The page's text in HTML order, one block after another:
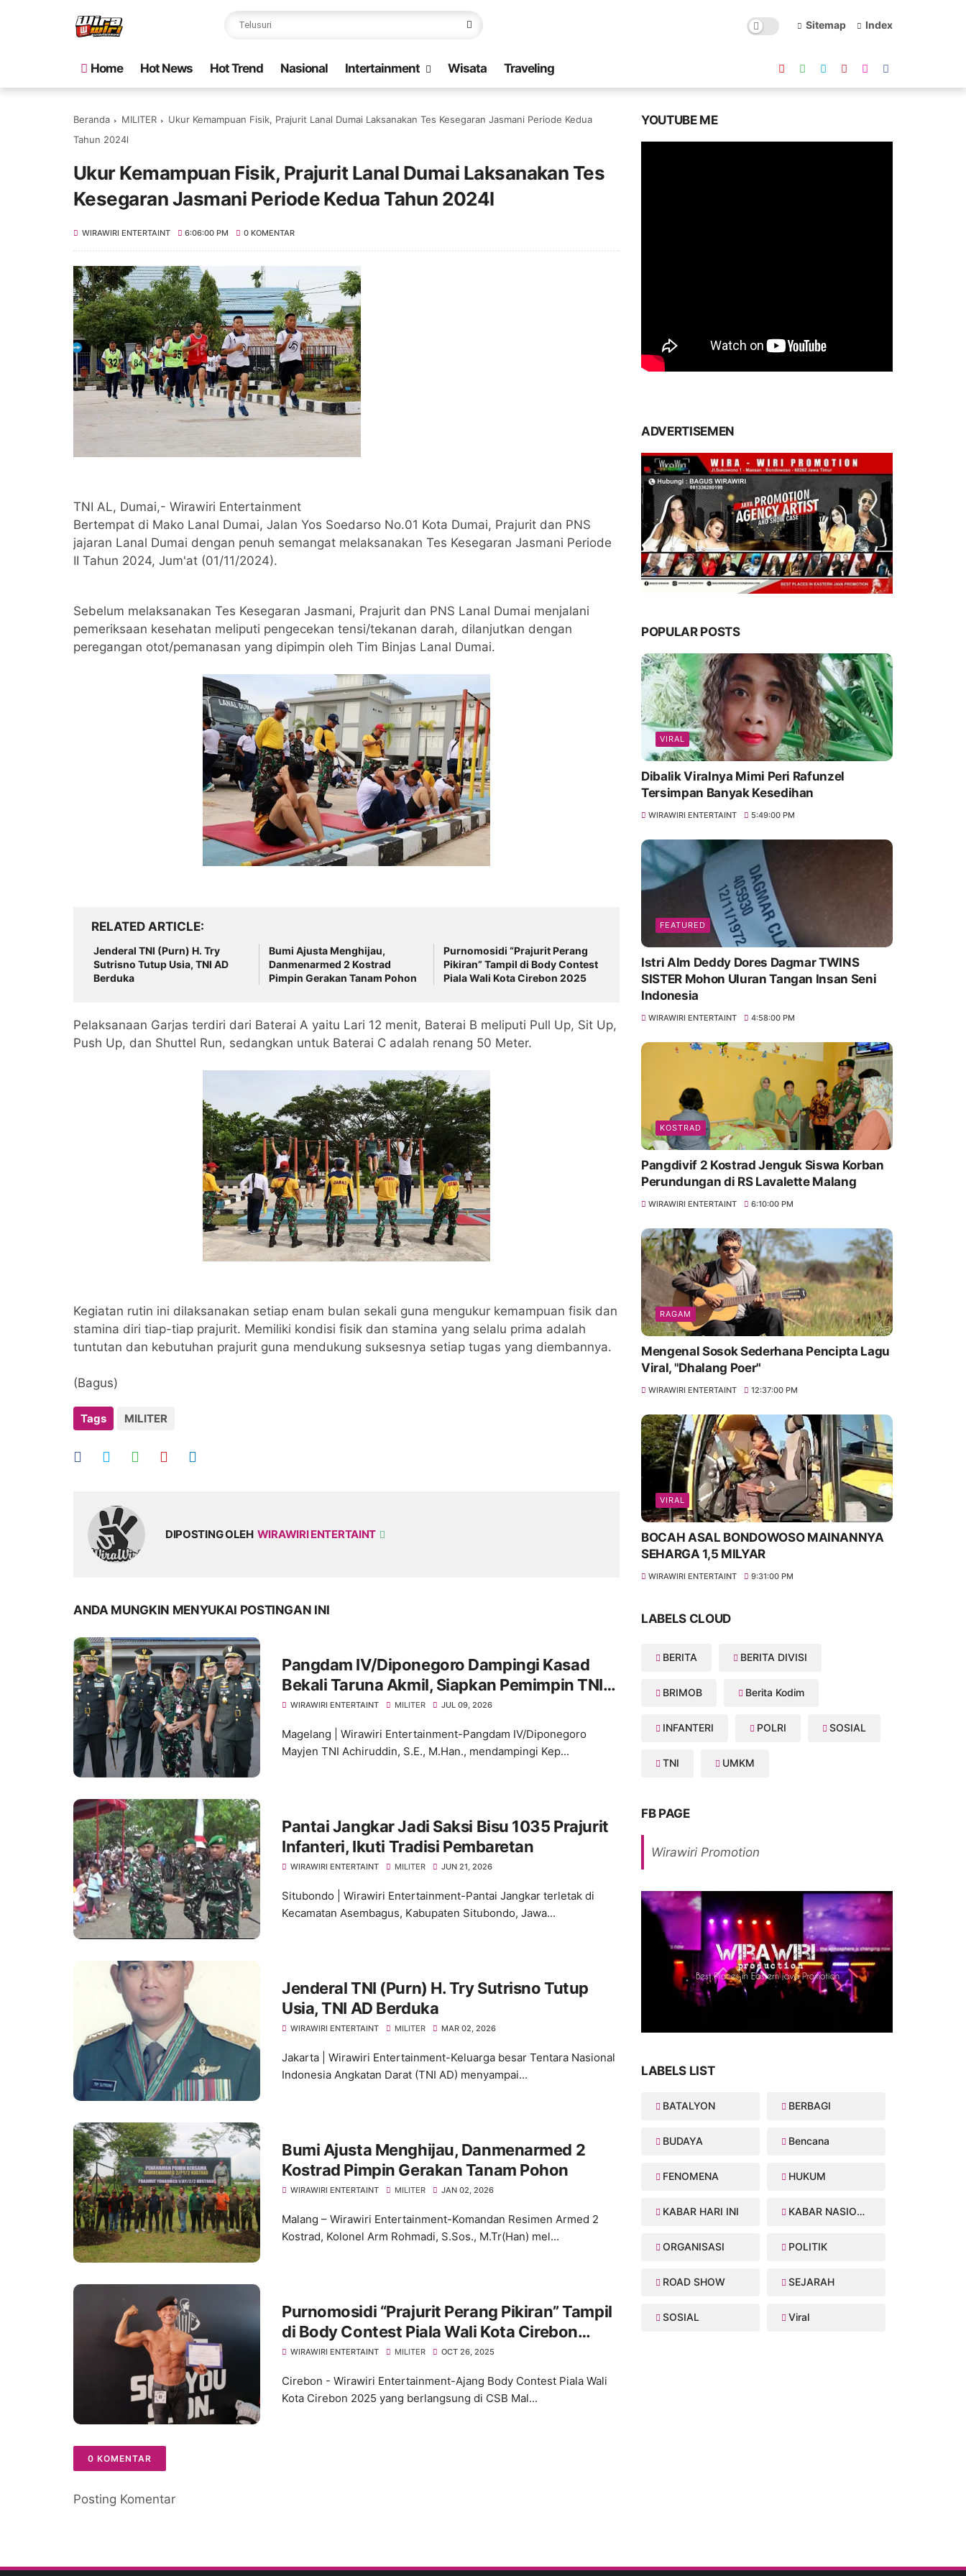
Sitemap Index
Home Hot News Hot Trend Nasional Intertainment Wisata Traveling
Beranda MILITER
Ukur Kemampuan Fisik, Prajurit Lanal Dumai Laksanakan Tes Kesegaran Jasmani Periode Kedua
Tahun 2024l
Ukur Kemampuan Fisik, Prajurit Lanal Dumai Laksanakan Tes
Kesegaran Jasmani Periode Kedua Tahun 2024l
WIRAWIRI ENTERTAINT 6:06:00 PM 0 KOMENTAR
TNI AL, Dumai,- Wirawiri Entertainment
Bertempat di Mako Lanal Dumai, Jalan Yos Soedarso No.01 Kota Dumai, Prajurit dan PNS
jajaran Lanal Dumai dengan penuh semangat melaksanakan Tes Kesegaran Jasmani Periode
II Tahun 2024, Jum'at (01/11/2024).
Sebelum melaksanakan Tes Kesegaran Jasmani, Prajurit dan PNS Lanal Dumai menjalani
pemeriksaan kesehatan meliputi pengecekan tensi/tekanan darah, dilanjutkan dengan
peregangan otot/pemanasan yang dipimpin oleh Tim Binjas Lanal Dumai.
RELATED ARTICLE
Jenderal TNI (Purn) H. Try
Sutrisno Tutup Usia, TNI AD
Berduka
Bumi Ajusta Menghijau,
Danmenarmed 2 Kostrad
Pimpin Gerakan Tanam Pohon
Purnomosidi “Prajurit Perang
Pikiran” Tampil di Body Contest
Piala Wali Kota Cirebon 2025
Pelaksanaan Garjas terdiri dari Baterai A yaitu Lari 12 menit, Baterai B meliputi Pull Up, Sit Up,
Push Up, dan Shuttel Run, sedangkan untuk Baterai C adalah renang 50 Meter.
Kegiatan rutin ini dilaksanakan setiap enam bulan sekali guna mengukur kemampuan fisik dan
stamina diri tiap-tiap prajurit. Memiliki kondisi fisik dan stamina yang selalu prima adalah
tuntutan dan kebutuhan prajurit guna mendukung suksesnya setiap tugas yang diembannya.
(Bagus)
Tags MILITER
DIPOSTING OLEH WIRAWIRI ENTERTAINT
ANDA MUNGKIN MENYUKAI POSTINGAN INI
Pangdam IV/Diponegoro Dampingi Kasad
Bekali Taruna Akmil, Siapkan Pemimpin TNI
AD Menuju Indonesia Emas 2045
WIRAWIRI ENTERTAINT MILITER JUL 09, 2026
Magelang | Wirawiri Entertainment-Pangdam IV/Diponegoro
Mayjen TNI Achiruddin, S.E., M.Han., mendampingi Kep...
Pantai Jangkar Jadi Saksi Bisu 1035 Prajurit
Infanteri, Ikuti Tradisi Pembaretan
WIRAWIRI ENTERTAINT MILITER JUN 21, 2026
Situbondo | Wirawiri Entertainment-Pantai Jangkar terletak di
Kecamatan Asembagus, Kabupaten Situbondo, Jawa...
Jenderal TNI (Purn) H. Try Sutrisno Tutup
Usia, TNI AD Berduka
WIRAWIRI ENTERTAINT MILITER MAR 02, 2026
Jakarta | Wirawiri Entertainment-Keluarga besar Tentara Nasional
Indonesia Angkatan Darat (TNI AD) menyampai...
Bumi Ajusta Menghijau, Danmenarmed 2
Kostrad Pimpin Gerakan Tanam Pohon
WIRAWIRI ENTERTAINT MILITER JAN 02, 2026
Malang – Wirawiri Entertainment-Komandan Resimen Armed 2
Kostrad, Kolonel Arm Rohmadi, S.Sos., M.Tr(Han) mel...
Purnomosidi “Prajurit Perang Pikiran” Tampil
di Body Contest Piala Wali Kota Cirebon
2025
WIRAWIRI ENTERTAINT MILITER OCT 26, 2025
Cirebon - Wirawiri Entertainment-Ajang Body Contest Piala Wali
Kota Cirebon 2025 yang berlangsung di CSB Mal...
0 KOMENTAR
Posting Komentar
YOUTUBE ME
ADVERTISEMEN
POPULAR POSTS
VIRAL
Dibalik Viralnya Mimi Peri Rafunzel
Tersimpan Banyak Kesedihan
WIRAWIRI ENTERTAINT 5:49:00 PM
FEATURED
Istri Alm Deddy Dores Dagmar TWINS
SISTER Mohon Uluran Tangan Insan Seni
Indonesia
WIRAWIRI ENTERTAINT 4:58:00 PM
KOSTRAD
Pangdivif 2 Kostrad Jenguk Siswa Korban
Perundungan di RS Lavalette Malang
WIRAWIRI ENTERTAINT 6:10:00 PM
RAGAM
Mengenal Sosok Sederhana Pencipta Lagu
Viral, "Dhalang Poer"
WIRAWIRI ENTERTAINT 12:37:00 PM
VIRAL
BOCAH ASAL BONDOWOSO MAINANNYA
SEHARGA 1,5 MILYAR
WIRAWIRI ENTERTAINT 9:31:00 PM
LABELS CLOUD
BERITA BERITA DIVISI
BRIMOB Berita Kodim
INFANTERI POLRI SOSIAL
TNI UMKM
FB PAGE
Wirawiri Promotion
LABELS LIST
BATALYON BERBAGI
BUDAYA Bencana
FENOMENA HUKUM
KABAR HARI INI KABAR NASIONAL
ORGANISASI POLITIK
ROAD SHOW SEJARAH
SOSIAL Viral